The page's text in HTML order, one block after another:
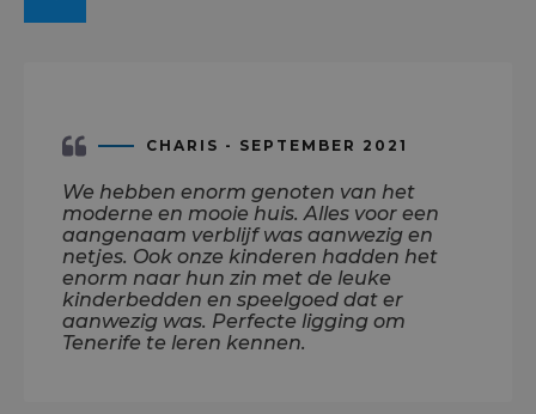
CHARIS - SEPTEMBER 2021
We hebben enorm genoten van het
moderne en mooie huis. Alles voor een
aangenaam verblijf was aanwezig en
netjes. Ook onze kinderen hadden het
enorm naar hun zin met de leuke
kinderbedden en speelgoed dat er
aanwezig was. Perfecte ligging om
Tenerife te leren kennen.